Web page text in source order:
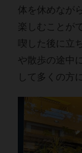
体を休めなが
楽しむことが
喫した後に立
や散歩の途中
して多くの方